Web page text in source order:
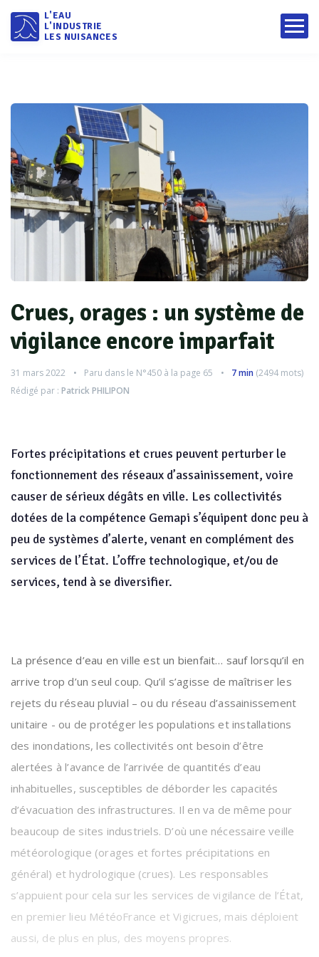
L'EAU
L'INDUSTRIE
LES NUISANCES
Crues, orages : un système de
vigilance encore imparfait
31 mars 2022 Paru dans le N°450 à la page 65 7 min (2494 mots)
Rédigé par : Patrick PHILIPON
Fortes précipitations et crues peuvent perturber le
fonctionnement des réseaux d’assainissement, voire
causer de sérieux dégâts en ville. Les collectivités
dotées de la compétence Gemapi s’équipent donc peu à
peu de systèmes d’alerte, venant en complément des
services de l’État. L’offre technologique, et/ou de
services, tend à se diversifier.
La présence d’eau en ville est un bienfait… sauf lorsqu’il en
arrive trop d’un seul coup. Qu’il s’agisse de maîtriser les
rejets du réseau pluvial – ou du réseau d’assainissement
unitaire - ou de protéger les populations et installations
des inondations, les collectivités ont besoin d’être
alertées à l’avance de l’arrivée de quantités d’eau
inhabituelles, susceptibles de déborder les capacités
d’évacuation des infrastructures. Il en va de même pour
beaucoup de sites industriels. D’où une nécessaire veille
météorologique (orages et fortes précipitations en
général) et hydrologique (crues). Les responsables
s’appuient pour cela sur les services de vigilance de l’État,
en premier lieu MétéoFrance et Vigicrues, mais déploient
aussi, de plus en plus, des moyens propres.